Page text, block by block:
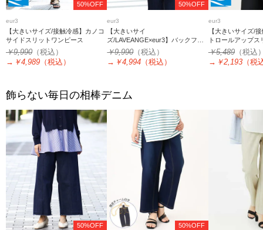
50%OFF
eur3
【大きいサイズ/接触冷感】カノコ
サイドスリットワンピース
￥9,990 （税込）
→ ￥4,989 （税込）
50%OFF
eur3
【大きいサイ
ズ/LAVEANGE×eur3】バックフレ
アチュニック
￥9,990（税込）
→ ￥4,994 （税込）
eur3
【大きいサイズ/
トロールアップ
￥5,489（税込
→ ￥2,193（税
飾らない毎日の相棒デニム
50%OFF 50%OFF